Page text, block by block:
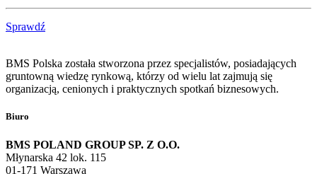
Sprawdź
BMS Polska została stworzona przez specjalistów, posiadających
gruntowną wiedzę rynkową, którzy od wielu lat zajmują się
organizacją, cenionych i praktycznych spotkań biznesowych.
Biuro
BMS POLAND GROUP SP. Z O.O.
Młynarska 42 lok. 115
01-171 Warszawa